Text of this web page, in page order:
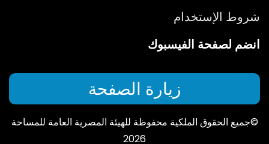
شروط الإستخدام
انضم لصفحة الفيسبوك
زيارة الصفحة
©جميع الحقوق الملكية محفوظة للهيئة المصرية العامة للمساحة
2026